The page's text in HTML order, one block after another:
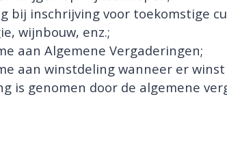
bij inschrijving voor toekomstige
wijnbouw, enz.;
aan Algemene Vergaderingen;
aan winstdeling wanneer er
is genomen door de algemene